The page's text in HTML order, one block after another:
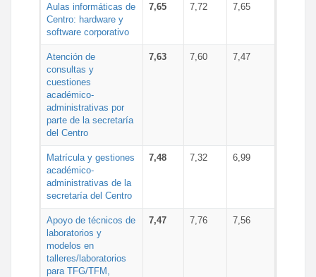
Aulas informáticas de
Centro: hardware y
software corporativo
7,65 7,72 7,65
Atención de
consultas y
cuestiones
académico-
administrativas por
parte de la secretaría
del Centro
7,63 7,60 7,47
Matrícula y gestiones
académico-
administrativas de la
secretaría del Centro
7,48 7,32 6,99
Apoyo de técnicos de
laboratorios y
modelos en
talleres/laboratorios
para TFG/TFM,
7,47 7,76 7,56